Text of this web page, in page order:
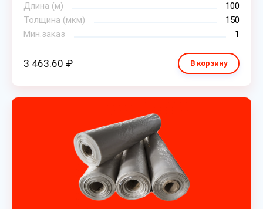
Длина (м)
100
Толщина (мкм)
150
Мин.заказ
1
3 463.60 ₽ В корзину